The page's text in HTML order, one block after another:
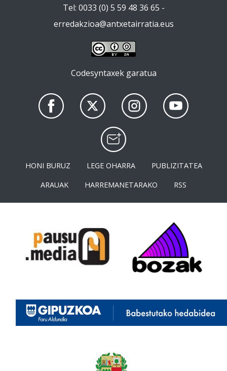
Tel: 0033 (0) 5 59 48 36 65 -
erredakzioa@antxetairratia.eus
Codesyntaxek garatua
HONI BURUZ LEGE OHARRA
PUBLIZITATEA
ARAUAK
HARREMANETARAKO RSS